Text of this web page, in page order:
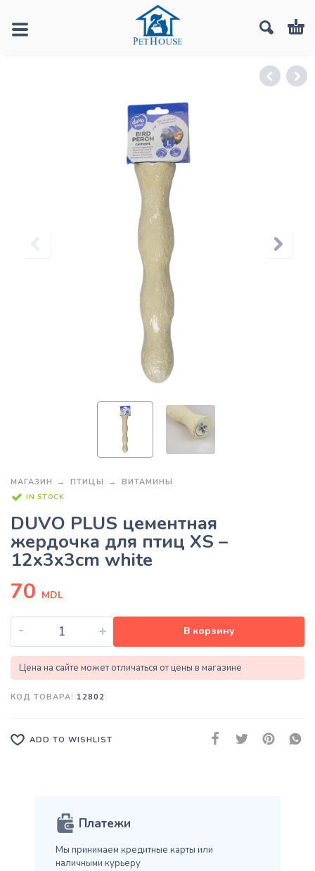
МАГАЗИН ПТИЦЫ ВИТАМИНЫ
IN STOCK
DUVO PLUS цементная
жердочка для птиц XS –
12x3x3cm white
70 MDL
- + В корзину
Цена на сайте может отличаться от цены в магазине
КОД ТОВАРА: 12802
ADD TO WISHLIST
Платежи
Мы принимаем кредитные карты или
наличными курьеру